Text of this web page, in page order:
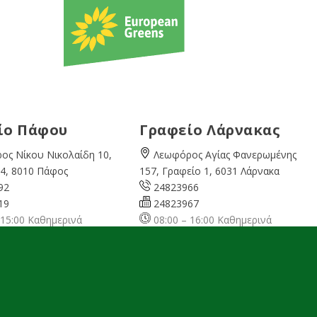
Πάφου
Νίκου Νικολαίδη 10,
8010 Πάφος
Καθημερινά
Γραφείο Λάρνακας
Λεωφόρος Αγίας Φανερωμένης
157, Γραφείο 1, 6031 Λάρνακα
24823966
24823967
08:00 – 16:00 Καθημερινά